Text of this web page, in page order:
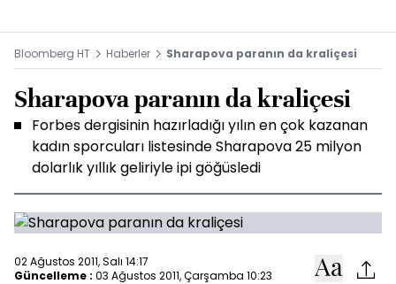
Bloomberg HT Haberler Sharapova paranın da kraliçesi
Sharapova paranın da kraliçesi
Forbes dergisinin hazırladığı yılın en çok kazanan
kadın sporcuları listesinde Sharapova 25 milyon
dolarlık yıllık geliriyle ipi göğüsledi
02 Ağustos 2011, Salı 14:17
Güncelleme : 03 Ağustos 2011, Çarşamba 10:23